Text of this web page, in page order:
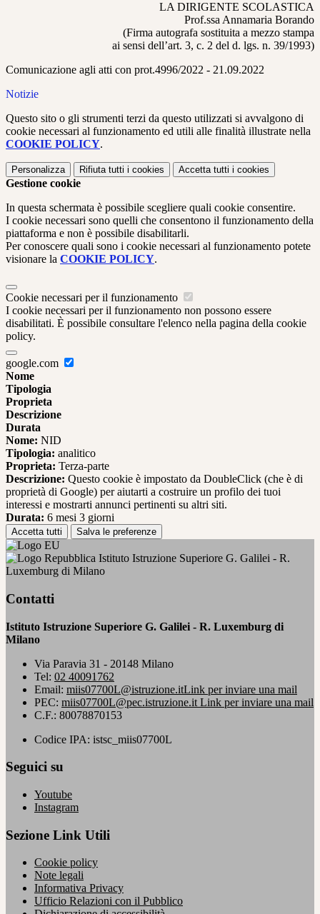
LA DIRIGENTE SCOLASTICA
Prof.ssa Annamaria Borando
(Firma autografa sostituita a mezzo stampa
ai sensi dell’art. 3, c. 2 del d. lgs. n. 39/1993)
Comunicazione agli atti con prot.4996/2022 - 21.09.2022
Notizie
Questo sito o gli strumenti terzi da questo utilizzati si avvalgono di
cookie necessari al funzionamento ed utili alle finalità illustrate nella
COOKIE POLICY.
Personalizza Rifiuta tutti i cookies Accetta tutti i cookies
Gestione cookie
In questa schermata è possibile scegliere quali cookie consentire.
I cookie necessari sono quelli che consentono il funzionamento della
piattaforma e non è possibile disabilitarli.
Per conoscere quali sono i cookie necessari al funzionamento potete
visionare la COOKIE POLICY.
Cookie necessari per il funzionamento
I cookie necessari per il funzionamento non possono essere
disabilitati. È possibile consultare l'elenco nella pagina della cookie
policy.
google.com
Nome
Tipologia
Proprieta
Descrizione
Durata
Nome: NID
Tipologia: analitico
Proprieta: Terza-parte
Descrizione: Questo cookie è impostato da DoubleClick (che è di
proprietà di Google) per aiutarti a costruire un profilo dei tuoi
interessi e mostrarti annunci pertinenti su altri siti.
Durata: 6 mesi 3 giorni
Accetta tutti Salva le preferenze
Istituto Istruzione Superiore G. Galilei - R.
Luxemburg di Milano
Contatti
Istituto Istruzione Superiore G. Galilei - R. Luxemburg di
Milano
Via Paravia 31 - 20148 Milano
Tel: 02 40091762
Email: miis07700L@istruzione.itLink per inviare una mail
PEC: miis07700L@pec.istruzione.it Link per inviare una mail
C.F.: 80078870153
Codice IPA: istsc_miis07700L
Seguici su
Youtube
Instagram
Sezione Link Utili
Cookie policy
Note legali
Informativa Privacy
Ufficio Relazioni con il Pubblico